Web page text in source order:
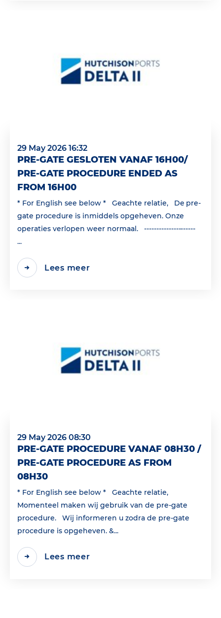
29 May 2026 16:32
PRE-GATE GESLOTEN VANAF 16H00/
PRE-GATE PROCEDURE ENDED AS
FROM 16H00
* For English see below * Geachte relatie, De pre-
gate procedure is inmiddels opgeheven. Onze
operaties verlopen weer normaal. ---------------------
...
Lees meer
29 May 2026 08:30
PRE-GATE PROCEDURE VANAF 08H30 /
PRE-GATE PROCEDURE AS FROM
08H30
* For English see below * Geachte relatie,
Momenteel maken wij gebruik van de pre-gate
procedure. Wij informeren u zodra de pre-gate
procedure is opgeheven. &...
Lees meer